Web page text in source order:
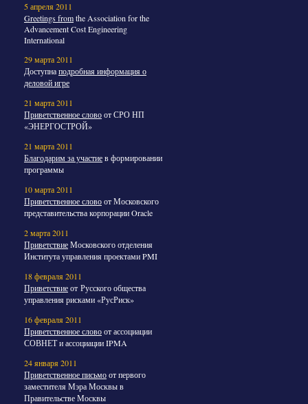
5 апреля 2011
Greetings fromthe Association for the
Advancement Cost Engineering
International
29 марта 2011
Доступнаподробная информация о
деловой игре
21 марта 2011
Приветственное словоот СРО НП
«ЭНЕРГОСТРОЙ»
21 марта 2011
Благодарим за участиев формировании
программы
10 марта 2011
Приветственное словоот Московского
представительства корпорации Oracle
2 марта 2011
ПриветствиеМосковского отделения
Института управления проектами PMI
18 февраля 2011
Приветствиеот Русского общества
управления рисками «РусРиск»
16 февраля 2011
Приветственное словоот ассоциации
СОВНЕТ и ассоциации IPMA
24 января 2011
Приветственное письмоот первого
заместителя Мэра Москвы в
Правительстве Москвы